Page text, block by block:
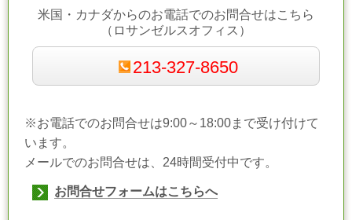
米国・カナダからのお電話でのお問合せはこちら
（ロサンゼルスオフィス）
213-327-8650
※お電話でのお問合せは9:00～18:00まで受け付けて
います。
メールでのお問合せは、24時間受付中です。
お問合せフォームはこちらへ